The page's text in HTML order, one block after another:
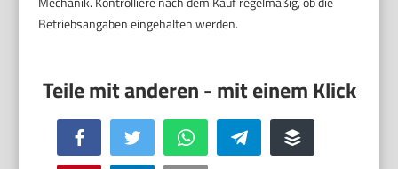
Betriebsangaben eingehalten werden.
Facebook Twitter WhatsApp Telegram Buffer